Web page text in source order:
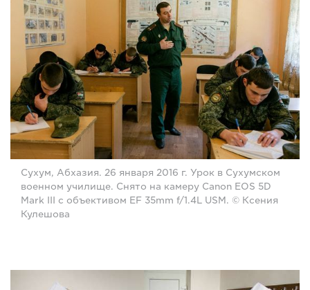
Сухум, Абхазия. 26 января 2016 г. Урок в Сухумском
военном училище. Снято на камеру Canon EOS 5D
Mark III с объективом EF 35mm f/1.4L USM. © Ксения
Кулешова